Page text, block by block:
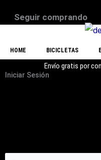
Seguir comprando
HOME BICICLETAS
Envío gratis por
Iniciar Sesión